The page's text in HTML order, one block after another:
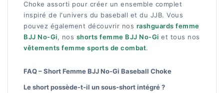
Choke assorti pour créer un ensemble complet
inspiré de l'univers du baseball et du JJB. Vous
pouvez également découvrir nos rashguards femme
BJJ No-Gi, nos shorts femme BJJ No-Gi et tous nos
vêtements femme sports de combat.
FAQ – Short Femme BJJ No-Gi Baseball Choke
Le short possède-t-il un sous-short intégré ?